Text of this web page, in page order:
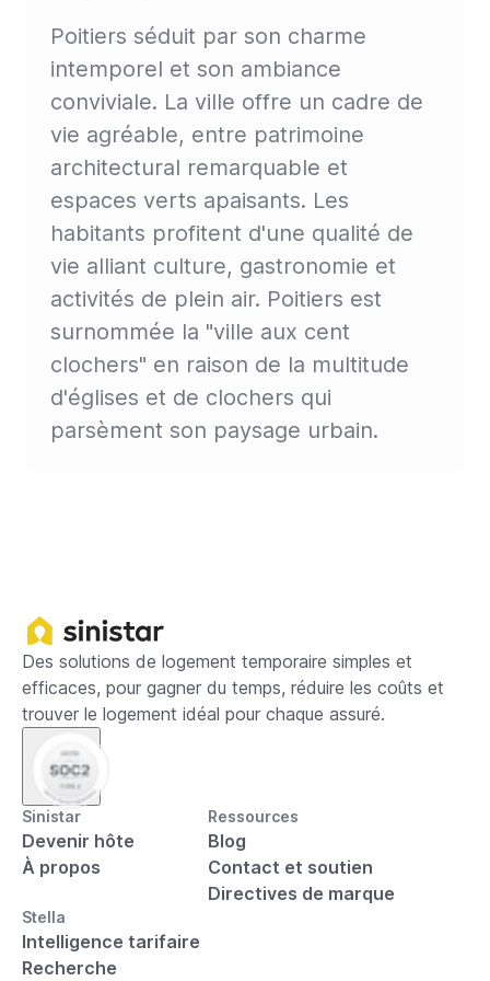
Poitiers séduit par son charme
intemporel et son ambiance
conviviale. La ville offre un cadre de
vie agréable, entre patrimoine
architectural remarquable et
espaces verts apaisants. Les
habitants profitent d'une qualité de
vie alliant culture, gastronomie et
activités de plein air. Poitiers est
surnommée la "ville aux cent
clochers" en raison de la multitude
d'églises et de clochers qui
parsèment son paysage urbain.
Des solutions de logement temporaire simples et
efficaces, pour gagner du temps, réduire les coûts et
trouver le logement idéal pour chaque assuré.
Sinistar
Devenir hôte
À propos
Ressources
Blog
Contact et soutien
Directives de marque
Stella
Intelligence tarifaire
Recherche